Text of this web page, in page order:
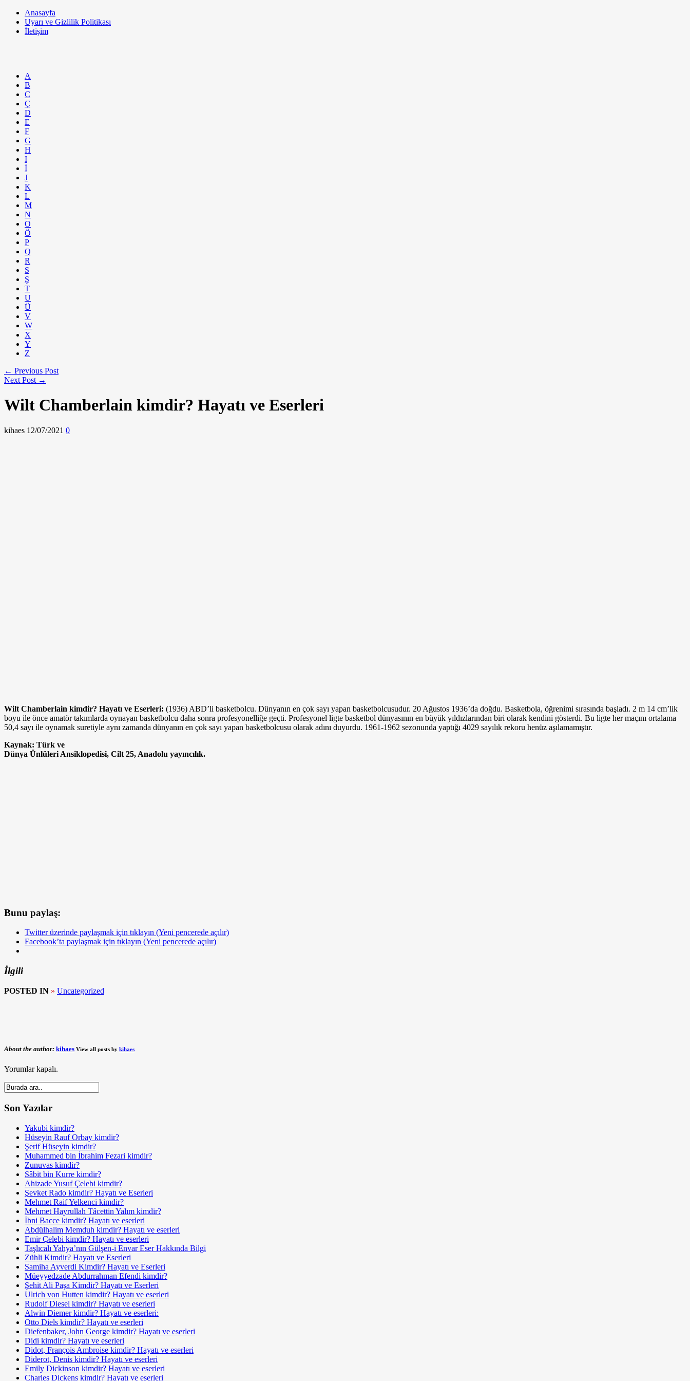
Anasayfa
Uyarı ve Gizlilik Politikası
İletişim
A
B
C
Ç
D
E
F
G
H
I
İ
J
K
L
M
N
O
Ö
P
Q
R
S
Ş
T
U
Ü
V
W
X
Y
Z
← Previous Post
Next Post →
Wilt Chamberlain kimdir? Hayatı ve Eserleri
kihaes 12/07/2021 0
Wilt Chamberlain kimdir? Hayatı ve Eserleri: (1936) ABD’li basketbolcu. Dünyanın en çok sayı yapan basketbolcusudur. 20 Ağustos 1936’da doğdu. Basketbola, öğrenimi sırasında başladı. 2 m 14 cm’lik
boyu ile önce amatör takımlarda oynayan basketbolcu daha sonra profes­yonelliğe geçti. Profesyonel ligte basketbol dünyasının en büyük yıldızlarından biri olarak kendini gösterdi. Bu ligte her maçını ortalama
50,4 sayı ile oynamak suretiyle aynı zamanda dünyanın en çok sayı yapan basketbolcusu olarak adını duyurdu. 1961-1962 sezo­nunda yaptığı 4029 sayılık rekoru henüz aşılama­mıştır.
Kaynak: Türk ve
Dünya Ünlüleri Ansiklopedisi, Cilt 25, Anadolu yayıncılık.
Bunu paylaş:
Twitter üzerinde paylaşmak için tıklayın (Yeni pencerede açılır)
Facebook’ta paylaşmak için tıklayın (Yeni pencerede açılır)
İlgili
POSTED IN » Uncategorized
About the author: kihaes View all posts by kihaes
Yorumlar kapalı.
Son Yazılar
Yakubi kimdir?
Hüseyin Rauf Orbay kimdir?
Şerif Hüseyin kimdir?
Muhammed bin İbrahim Fezari kimdir?
Zunuvas kimdir?
Sâbit bin Kurre kimdir?
Ahizade Yusuf Çelebi kimdir?
Şevket Rado kimdir? Hayatı ve Eserleri
Mehmet Raif Yelkenci kimdir?
Mehmet Hayrullah Tâcettin Yalım kimdir?
İbni Bacce kimdir? Hayatı ve eserleri
Abdülhalim Memduh kimdir? Hayatı ve eserleri
Emir Çelebi kimdir? Hayatı ve eserleri
Taşlıcalı Yahya’nın Gülşen-i Envar Eser Hakkında Bilgi
Zühli Kimdir? Hayatı ve Eserleri
Samiha Ayverdi Kimdir? Hayatı ve Eserleri
Müeyyedzade Abdurrahman Efendi kimdir?
Şehit Ali Paşa Kimdir? Hayatı ve Eserleri
Ulrich von Hutten kimdir? Hayatı ve eserleri
Rudolf Diesel kimdir? Hayatı ve eserleri
Alwin Diemer kimdir? Hayatı ve eserleri:
Otto Diels kimdir? Hayatı ve eserleri
Diefenbaker, John George kimdir? Hayatı ve eserleri
Didi kimdir? Hayatı ve eserleri
Didot, François Ambroise kimdir? Hayatı ve eserleri
Diderot, Denis kimdir? Hayatı ve eserleri
Emily Dickinson kimdir? Hayatı ve eserleri
Charles Dickens kimdir? Hayatı ve eserleri